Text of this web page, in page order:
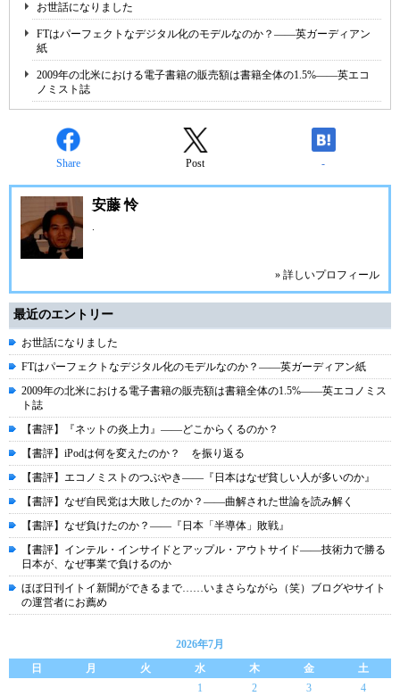
お世話になりました
FTはパーフェクトなデジタル化のモデルなのか？――英ガーディアン
紙
2009年の北米における電子書籍の販売額は書籍全体の1.5%――英エコ
ノミスト誌
Share Post -
安藤 怜
.
» 詳しいプロフィール
最近のエントリー
お世話になりました
FTはパーフェクトなデジタル化のモデルなのか？――英ガーディアン紙
2009年の北米における電子書籍の販売額は書籍全体の1.5%――英エコノミス
ト誌
【書評】『ネットの炎上力』――どこからくるのか？
【書評】iPodは何を変えたのか？ を振り返る
【書評】エコノミストのつぶやき――『日本はなぜ貧しい人が多いのか』
【書評】なぜ自民党は大敗したのか？――曲解された世論を読み解く
【書評】なぜ負けたのか？――『日本「半導体」敗戦』
【書評】インテル・インサイドとアップル・アウトサイド――技術力で勝る
日本が、なぜ事業で負けるのか
ほぼ日刊イトイ新聞ができるまで……いまさらながら（笑）ブログやサイト
の運営者にお薦め
2026年7月
日
月 火 水 木 金
土
1
2 3
4